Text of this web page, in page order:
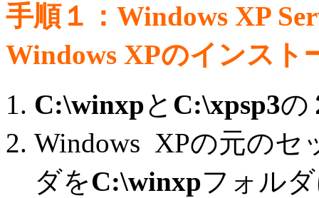
手順１：Windows XP
Windows XPのインスト
C:\winxpと C:\xpsp3の
Windows XPの元の
ダをC:\winxpフォル